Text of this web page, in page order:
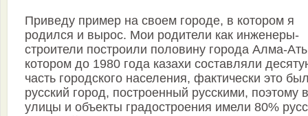
Приведу пример на своем городе, в котором я
родился и вырос. Мои родители как инженеры-
строители построили половину города Алма-
котором до 1980 года казахи составляли
часть городского населения, фактически это
русский город, построенный русскими, поэтому
улицы и объекты градостроения имели 80%